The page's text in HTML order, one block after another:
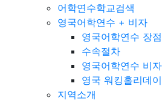
어학연수학교검색
영국어학연수 + 비자
영국어학연수 장점
수속절차
영국어학연수 비자
영국 워킹홀리데이
지역소개